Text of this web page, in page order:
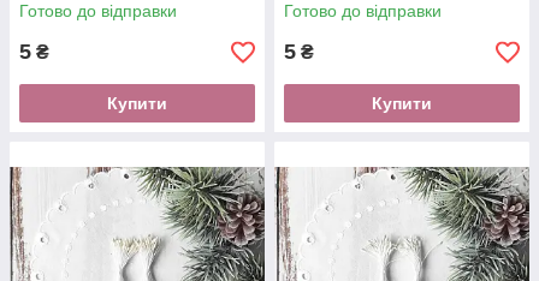
Готово до відправки
5 ₴
Купити
Готово до відправки
5 ₴
Купити